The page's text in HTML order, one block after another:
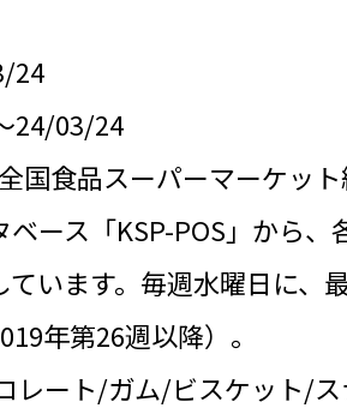
24
24/03/24
国食品スーパーマーケッ
ース「KSP-POS」から
います。毎週水曜日に、
年第26週以降）。
ート/ガム/ビスケット/